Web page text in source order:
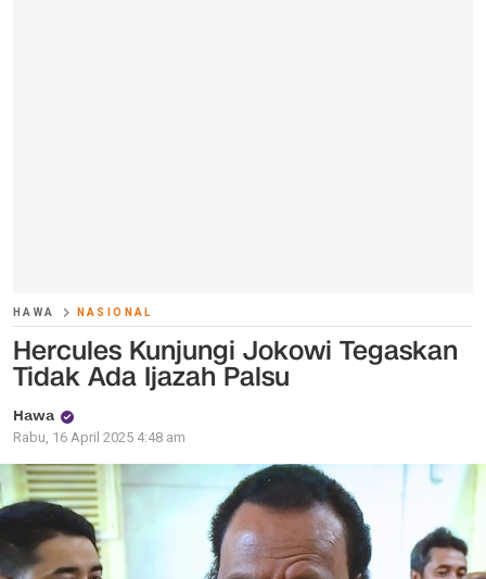
HAWA NASIONAL
Hercules Kunjungi Jokowi Tegaskan
Tidak Ada Ijazah Palsu
Hawa
Rabu, 16 April 2025 4:48 am